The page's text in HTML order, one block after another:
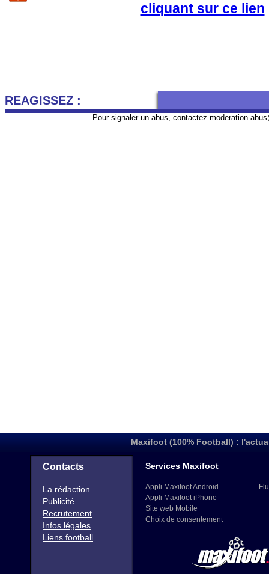
cliquant sur ce lien
REAGISSEZ :
Pour signaler un abus, contactez moderation-
Maxifoot (100% Football) :
Contacts
La rédaction
Publicité
Recrutement
Infos légales
Liens football
Services Maxifoot
Appli Maxifoot Android
Appli Maxifoot iPhone
Site web Mobile
Choix de consentement